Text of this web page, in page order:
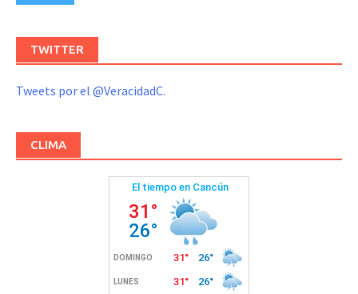
TWITTER
Tweets por el @VeracidadC.
CLIMA